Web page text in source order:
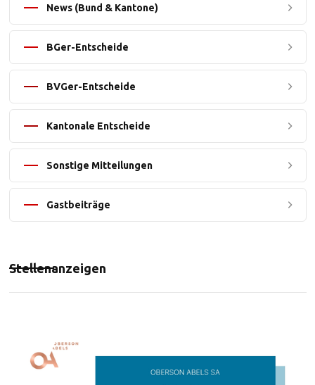
News (Bund & Kantone)
BGer-Entscheide
BVGer-Entscheide
Kantonale Entscheide
Sonstige Mitteilungen
Gastbeiträge
Stellenanzeigen